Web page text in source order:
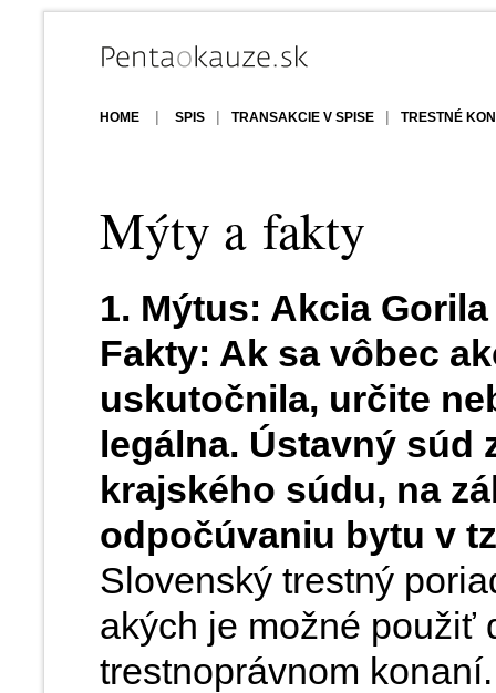
HOME | SPIS | TRANSAKCIE V SPISE | TRESTNÉ
Mýty a fakty
1. Mýtus: Akcia
Fakty: Ak sa vôbec
uskutočnila, určite
legálna. Ústavný súd
krajského súdu, na
odpočúvaniu bytu v
Slovenský trestný
akých je možné použiť
trestnoprávnom